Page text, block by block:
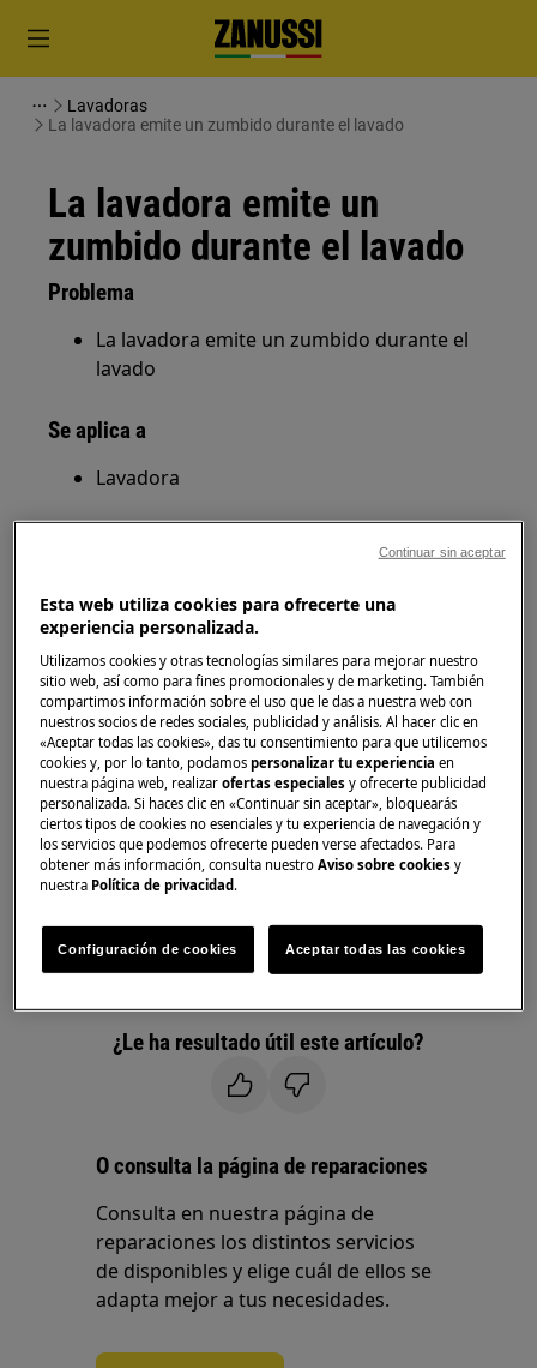
Lavadoras
La lavadora emite un zumbido durante el lavado
La lavadora emite un
zumbido durante el lavado
Problema
La lavadora emite un zumbido durante el
lavado
Se aplica a
Lavadora
zumbido durante el lavado
Muchas lavadoras hacen este tipo de
ruido, que procede del motor.
El motor tiene piezas internas móviles que
producen este ruido al entrar en contacto
entre sí.
El ruido desaparece cuando el motor deja
de hacer girar el tambor.
2. Si su lavadora es demasiado ruidosa, vibra
ciclo de centrifugado, lea el siguiente artículo
para solucionar el problema:
¿Le ha resultado útil este artículo?
O consulta la página de reparaciones
Consulta en nuestra página de
reparaciones los distintos servicios
de disponibles y elige cuál de ellos se
adapta mejor a tus necesidades.
Esta web utiliza cookies para ofrecerte una
experiencia personalizada.
Utilizamos cookies y otras tecnologías similares para mejorar nuestro
sitio web, así como para fines promocionales y de marketing. También
compartimos información sobre el uso que le das a nuestra web con
nuestros socios de redes sociales, publicidad y análisis. Al hacer clic en
«Aceptar todas las cookies», das tu consentimiento para que utilicemos
cookies y, por lo tanto, podamospersonalizar tu experienciaen
nuestra página web, realizarofertas especiales y ofrecerte publicidad
personalizada. Si haces clic en «Continuar sin aceptar», bloquearás
ciertos tipos de cookies no esenciales y tu experiencia de navegación y
los servicios que podemos ofrecerte pueden verse afectados. Para
obtener más información, consulta nuestroAviso sobre cookies y
nuestra Política de privacidad.
Configuración de cookies Aceptar todas las cookies
Continuar sin aceptar